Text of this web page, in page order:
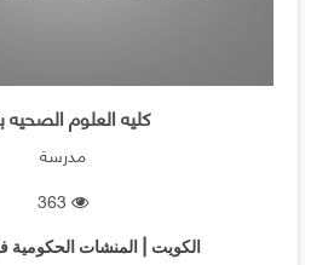
كليه العلوم الصحيه
مدرسة
الكويت | المنشات